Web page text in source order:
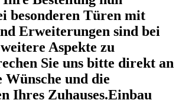
besonderen Türen mit
Erweiterungen sind bei
Aspekte zu
Sie uns bitte direkt an
Wünsche und die
Ihres Zuhauses.Einbau